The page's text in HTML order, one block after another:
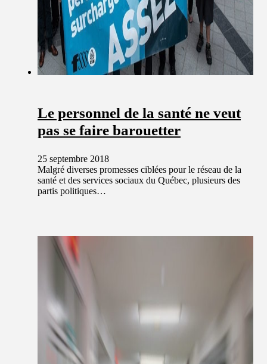
Le personnel de la santé ne veut
pas se faire barouetter
25 septembre 2018
Malgré diverses promesses ciblées pour le réseau de la
santé et des services sociaux du Québec, plusieurs des
partis politiques…